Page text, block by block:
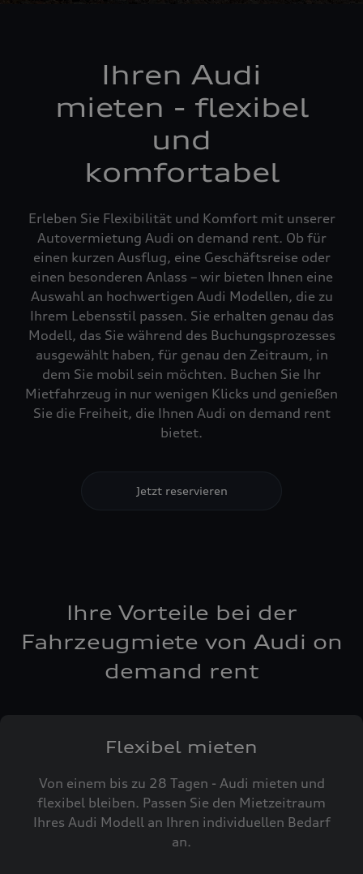
Ihren Audi
mieten - flexibel
und
komfortabel
Erleben Sie Flexibilität und Komfort mit unserer
Autovermietung Audi on demand rent. Ob für
einen kurzen Ausflug, eine Geschäftsreise oder
einen besonderen Anlass – wir bieten Ihnen eine
Auswahl an hochwertigen Audi Modellen, die zu
Ihrem Lebensstil passen. Sie erhalten genau das
Modell, das Sie während des Buchungsprozesses
ausgewählt haben, für genau den Zeitraum, in
dem Sie mobil sein möchten. Buchen Sie Ihr
Mietfahrzeug in nur wenigen Klicks und genießen
Sie die Freiheit, die Ihnen Audi on demand rent
bietet.
Jetzt reservieren
Ihre Vorteile bei der
Fahrzeugmiete von Audi on
demand rent
Flexibel mieten
Von einem bis zu 28 Tagen - Audi mieten und
flexibel bleiben. Passen Sie den Mietzeitraum
Ihres Audi Modell an Ihren individuellen Bedarf
an.